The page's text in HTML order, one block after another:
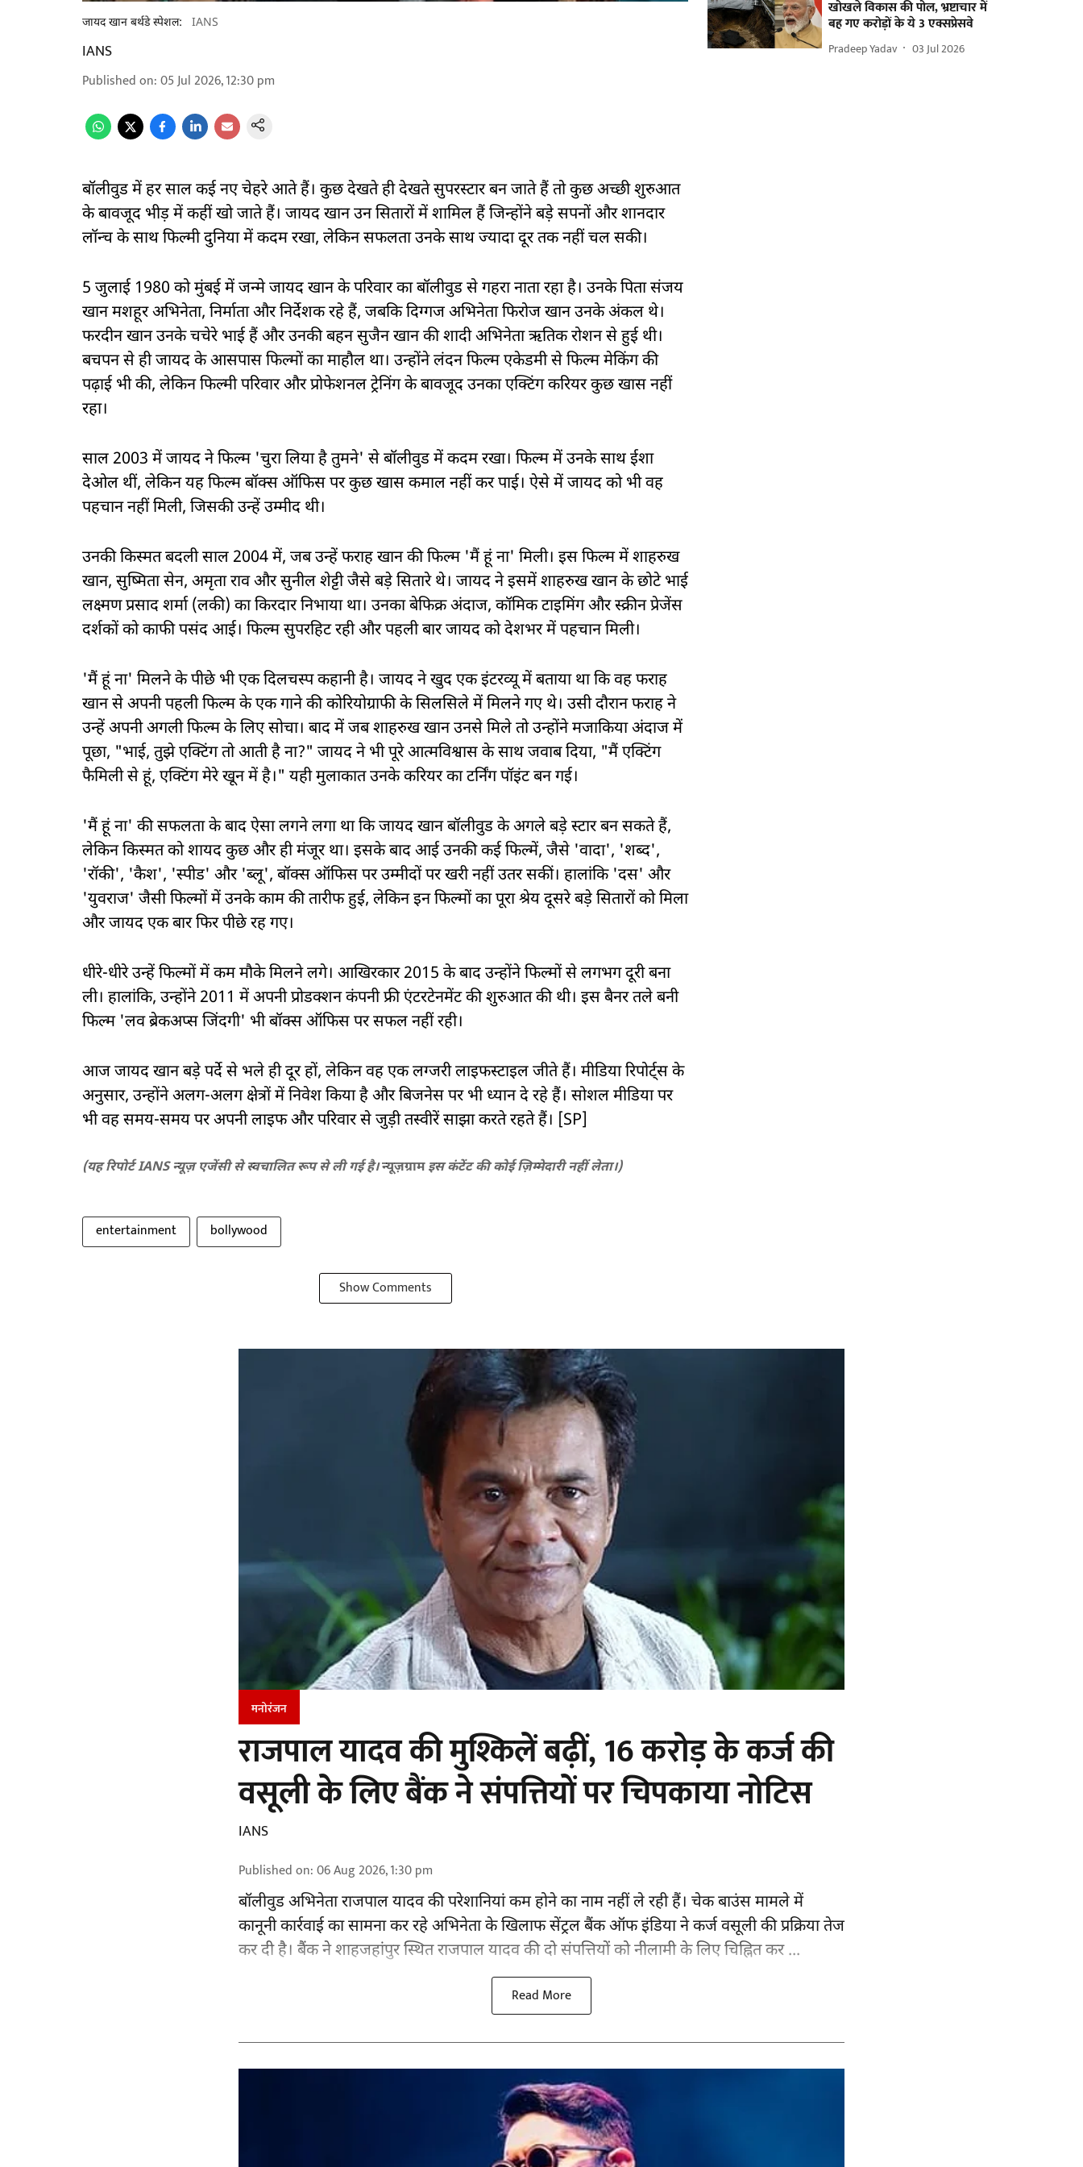
जायद खान बर्थडे स्पेशल: IANS
IANS
Published on:05 Jul 2026, 12:30 pm
बॉलीवुड में हर साल कई नए चेहरे आते हैं। कुछ देखते ही देखते सुपरस्टार बन जाते हैं तो कुछ अच्छी शुरुआत
के बावजूद भीड़ में कहीं खो जाते हैं। जायद खान उन सितारों में शामिल हैं जिन्होंने बड़े सपनों और शानदार
लॉन्च के साथ फिल्मी दुनिया में कदम रखा, लेकिन सफलता उनके साथ ज्यादा दूर तक नहीं चल सकी।
5 जुलाई 1980 को मुंबई में जन्मे जायद खान के परिवार का बॉलीवुड से गहरा नाता रहा है। उनके पिता संजय
खान मशहूर अभिनेता, निर्माता और निर्देशक रहे हैं, जबकि दिग्गज अभिनेता फिरोज खान उनके अंकल थे।
फरदीन खान उनके चचेरे भाई हैं और उनकी बहन सुजैन खान की शादी अभिनेता ऋतिक रोशन से हुई थी।
बचपन से ही जायद के आसपास फिल्मों का माहौल था। उन्होंने लंदन फिल्म एकेडमी से फिल्म मेकिंग की
पढ़ाई भी की, लेकिन फिल्मी परिवार और प्रोफेशनल ट्रेनिंग के बावजूद उनका एक्टिंग करियर कुछ खास नहीं
रहा।
साल 2003 में जायद ने फिल्म 'चुरा लिया है तुमने' से बॉलीवुड में कदम रखा। फिल्म में उनके साथ ईशा
देओल थीं, लेकिन यह फिल्म बॉक्स ऑफिस पर कुछ खास कमाल नहीं कर पाई। ऐसे में जायद को भी वह
पहचान नहीं मिली, जिसकी उन्हें उम्मीद थी।
उनकी किस्मत बदली साल 2004 में, जब उन्हें फराह खान की फिल्म 'मैं हूं ना' मिली। इस फिल्म में शाहरुख
खान, सुष्मिता सेन, अमृता राव और सुनील शेट्टी जैसे बड़े सितारे थे। जायद ने इसमें शाहरुख खान के छोटे भाई
लक्ष्मण प्रसाद शर्मा (लकी) का किरदार निभाया था। उनका बेफिक्र अंदाज, कॉमिक टाइमिंग और स्क्रीन प्रेजेंस
दर्शकों को काफी पसंद आई। फिल्म सुपरहिट रही और पहली बार जायद को देशभर में पहचान मिली।
'मैं हूं ना' मिलने के पीछे भी एक दिलचस्प कहानी है। जायद ने खुद एक इंटरव्यू में बताया था कि वह फराह
खान से अपनी पहली फिल्म के एक गाने की कोरियोग्राफी के सिलसिले में मिलने गए थे। उसी दौरान फराह ने
उन्हें अपनी अगली फिल्म के लिए सोचा। बाद में जब शाहरुख खान उनसे मिले तो उन्होंने मजाकिया अंदाज में
पूछा, "भाई, तुझे एक्टिंग तो आती है ना?" जायद ने भी पूरे आत्मविश्वास के साथ जवाब दिया, "मैं एक्टिंग
फैमिली से हूं, एक्टिंग मेरे खून में है।" यही मुलाकात उनके करियर का टर्निंग पॉइंट बन गई।
'मैं हूं ना' की सफलता के बाद ऐसा लगने लगा था कि जायद खान बॉलीवुड के अगले बड़े स्टार बन सकते हैं,
लेकिन किस्मत को शायद कुछ और ही मंजूर था। इसके बाद आई उनकी कई फिल्में, जैसे 'वादा', 'शब्द',
'रॉकी', 'कैश', 'स्पीड' और 'ब्लू', बॉक्स ऑफिस पर उम्मीदों पर खरी नहीं उतर सकीं। हालांकि 'दस' और
'युवराज' जैसी फिल्मों में उनके काम की तारीफ हुई, लेकिन इन फिल्मों का पूरा श्रेय दूसरे बड़े सितारों को मिला
और जायद एक बार फिर पीछे रह गए।
धीरे-धीरे उन्हें फिल्मों में कम मौके मिलने लगे। आखिरकार 2015 के बाद उन्होंने फिल्मों से लगभग दूरी बना
ली। हालांकि, उन्होंने 2011 में अपनी प्रोडक्शन कंपनी फ्री एंटरटेनमेंट की शुरुआत की थी। इस बैनर तले बनी
फिल्म 'लव ब्रेकअप्स जिंदगी' भी बॉक्स ऑफिस पर सफल नहीं रही।
आज जायद खान बड़े पर्दे से भले ही दूर हों, लेकिन वह एक लग्जरी लाइफस्टाइल जीते हैं। मीडिया रिपोर्ट्स के
अनुसार, उन्होंने अलग-अलग क्षेत्रों में निवेश किया है और बिजनेस पर भी ध्यान दे रहे हैं। सोशल मीडिया पर
भी वह समय-समय पर अपनी लाइफ और परिवार से जुड़ी तस्वीरें साझा करते रहते हैं। [SP]
(यह रिपोर्ट IANS न्यूज़ एजेंसी से स्वचालित रूप से ली गई है।न्यूज़ग्रामइस कंटेंट की कोई ज़िम्मेदारी नहीं लेता।)
entertainment bollywood
Show Comments
खोखले विकास की पोल, भ्रष्टाचार में
बह गए करोड़ों के ये 3 एक्सप्रेसवे
Pradeep Yadav 03 Jul 2026
मनोरंजन
राजपाल यादव की मुश्किलें बढ़ीं, 16 करोड़ के कर्ज की
वसूली के लिए बैंक ने संपत्तियों पर चिपकाया नोटिस
IANS
Published on:06 Aug 2026, 1:30 pm
बॉलीवुडअभिनेता राजपाल यादव की परेशानियां कम होने का नाम नहीं ले रही हैं। चेक बाउंस मामले में
कानूनी कार्रवाई का सामना कर रहे अभिनेता के खिलाफ सेंट्रल बैंक ऑफ इंडिया ने कर्ज वसूली की प्रक्रिया तेज
कर दी है। बैंक ने शाहजहांपुर स्थित राजपाल यादव की दो संपत्तियों को नीलामी के लिए चिह्नित कर ...
Read More